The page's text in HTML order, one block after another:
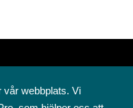
vår webbplats. Vi